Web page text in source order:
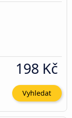
198 Kč
Vyhledat